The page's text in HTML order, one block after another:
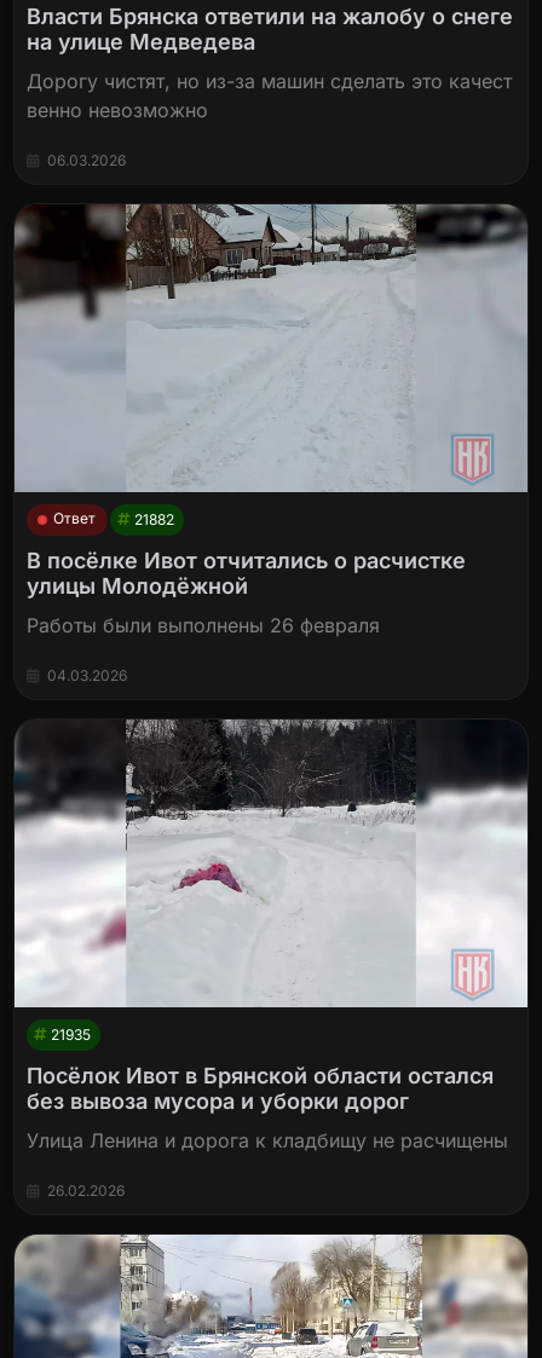
Власти Брянска ответили на жалобу о снеге
на улице Медведева
Дорогу чистят, но из-за машин сделать это качест
венно невозможно
06.03.2026
Ответ 21882
В посёлке Ивот отчитались о расчистке
улицы Молодёжной
Работы были выполнены 26 февраля
04.03.2026
21935
Посёлок Ивот в Брянской области остался
без вывоза мусора и уборки дорог
Улица Ленина и дорога к кладбищу не расчищены
26.02.2026